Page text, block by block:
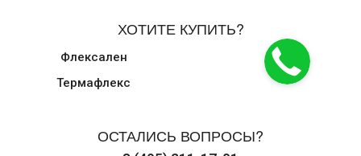
ХОТИТЕ КУПИТЬ?
Флексален
Термафлекс
ОСТАЛИСЬ ВОПРОСЫ?